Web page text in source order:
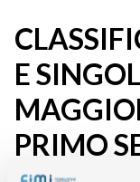
E
PRIMO